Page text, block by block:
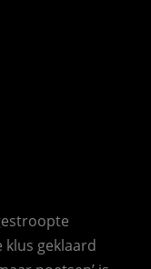
geklaard